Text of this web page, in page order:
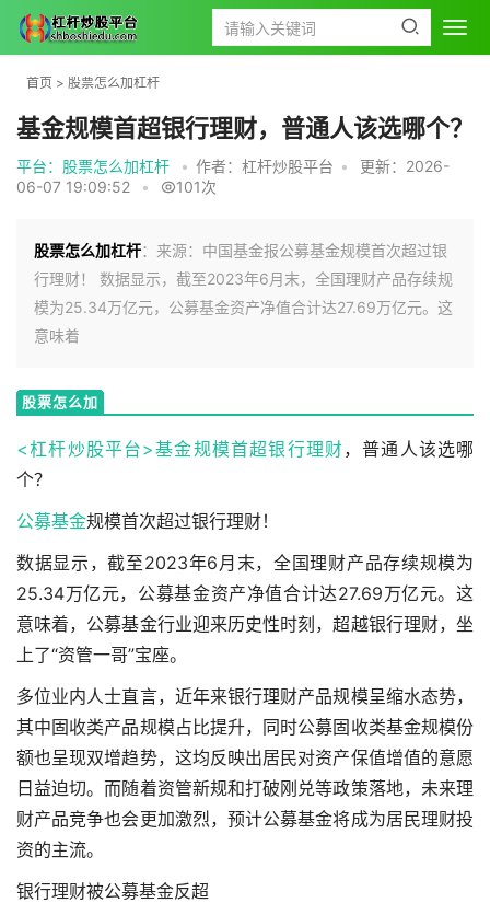
首页 > 股票怎么加杠杆
基金规模首超银行理财，普通人该选哪个？
平台：股票怎么加杠杆 • 作者：杠杆炒股平台 •
更新：2026-
06-07 19:09:52
• 101次
股票怎么加杠杆：来源：中国基金报公募基金规模首次超过银
行理财！ 数据显示，截至2023年6月末，全国理财产品存续规
模为25.34万亿元，公募基金资产净值合计达27.69万亿元。这
意味着
股票怎么加
<杠杆炒股平台>基金规模首超银行理财，普通人该选哪
个？
公募基金规模首次超过银行理财！
数据显示，截至2023年6月末，全国理财产品存续规模为
25.34万亿元，公募基金资产净值合计达27.69万亿元。这
意味着，公募基金行业迎来历史性时刻，超越银行理财，坐
上了“资管一哥”宝座。
多位业内人士直言，近年来银行理财产品规模呈缩水态势，
其中固收类产品规模占比提升，同时公募固收类基金规模份
额也呈现双增趋势，这均反映出居民对资产保值增值的意愿
日益迫切。而随着资管新规和打破刚兑等政策落地，未来理
财产品竞争也会更加激烈，预计公募基金将成为居民理财投
资的主流。
银行理财被公募基金反超